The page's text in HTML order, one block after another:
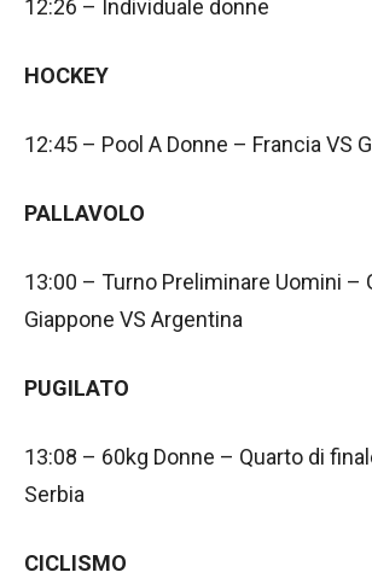
12:26 – Individuale donne
HOCKEY
12:45 – Pool A Donne – Francia VS
PALLAVOLO
13:00 – Turno Preliminare Uomini –
Giappone VS Argentina
PUGILATO
13:08 – 60kg Donne – Quarto di
Serbia
CICLISMO